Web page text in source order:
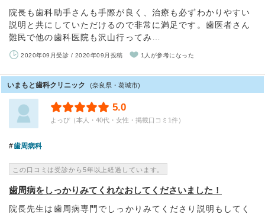
院長も歯科助手さんも手際が良く、治療も必ずわかりやすい
説明と共にしていただけるので非常に満足です。歯医者さん
難民で他の歯科医院も沢山行ってみ…
2020年09月受診 / 2020年09月投稿 1人が参考になった
いまもと歯科クリニック (奈良県・葛城市)
5.0
よっぴ（本人・40代・女性・掲載口コミ1件）
歯周病科
この口コミは受診から5年以上経過しています。
歯周病をしっかりみてくれなおしてくださいました！
院長先生は歯周病専門でしっかりみてくださり説明もしてく